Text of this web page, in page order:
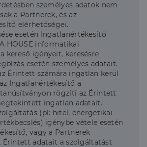
személyes adatok nem
a Partnerek, és az
elérhetőségei.
esetén Ingatlanértékesítő
HOUSE informatikai
kereső igényeit, keresésre
esetén személyes adatait.
Érintett számára ingatlan kerül
Ingatlanértékesítő a
rögzíti az Érintett
ingatlan adatait.
(pl: hitel, energetikai
igénybe vétele esetén
vagy a Partnerek
Érintett adatait a szolgáltatást